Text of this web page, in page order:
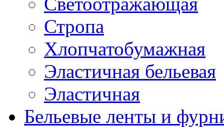
Стропа
Хлопчатобумажная
Эластичная бельевая
Эластичная
Бельевые ленты и